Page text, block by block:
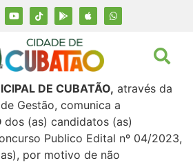
DE CUBATÃO, através da
Gestão, comunica a
dos (as) candidatos (as)
Publico Edital nº 04/2023,
por motivo de não